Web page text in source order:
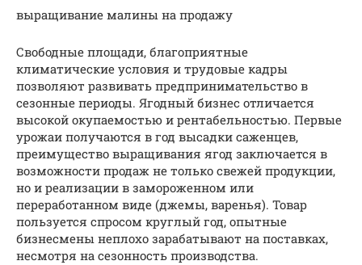
выращивание малины на продажу
Свободные площади, благоприятные
климатические условия и трудовые кадры
позволяют развивать предпринимательство в
сезонные периоды. Ягодный бизнес отличается
высокой окупаемостью и рентабельностью. Первые
урожаи получаются в год высадки саженцев,
преимущество выращивания ягод заключается в
возможности продаж не только свежей продукции,
но и реализации в замороженном или
переработанном виде (джемы, варенья). Товар
пользуется спросом круглый год, опытные
бизнесмены неплохо зарабатывают на поставках,
несмотря на сезонность производства.